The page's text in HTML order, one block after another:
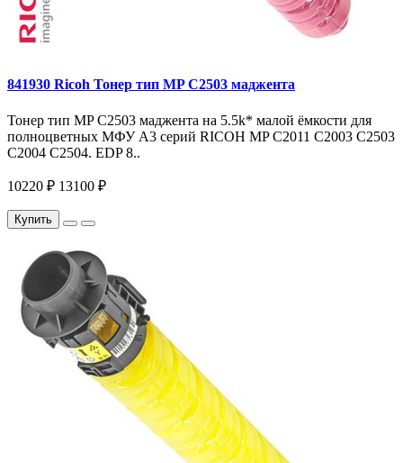
841930 Ricoh Тонер тип MP C2503 маджента
Тонер тип MP C2503 маджента на 5.5k* малой ёмкости для
полноцветных МФУ A3 серий RICOH MP C2011 C2003 C2503
C2004 C2504. EDP 8..
10220 ₽ 13100 ₽
Купить